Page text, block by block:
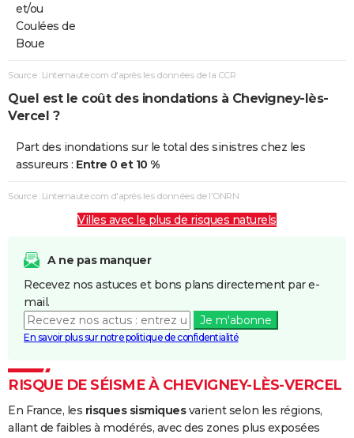
et/ou
Coulées de
Boue
Source : Linternaute.com d'après les données de la CCR
Quel est le coût des inondations à Chevigney-lès-
Vercel ?
Part des inondations sur le total des sinistres chez les
assureurs : Entre 0 et 10 %
Source : Linternaute.com d'après les données de l'ONRN
Villes avec le plus de risques naturels
A ne pas manquer
Recevez nos astuces et bons plans directement par e-
mail.
Je m'abonne
En savoir plus sur notre politique de confidentialité
RISQUE DE SÉISME À CHEVIGNEY-LÈS-VERCEL
En France, les risques sismiquesvarient selon les régions,
allant de faibles à modérés, avec des zones plus exposées